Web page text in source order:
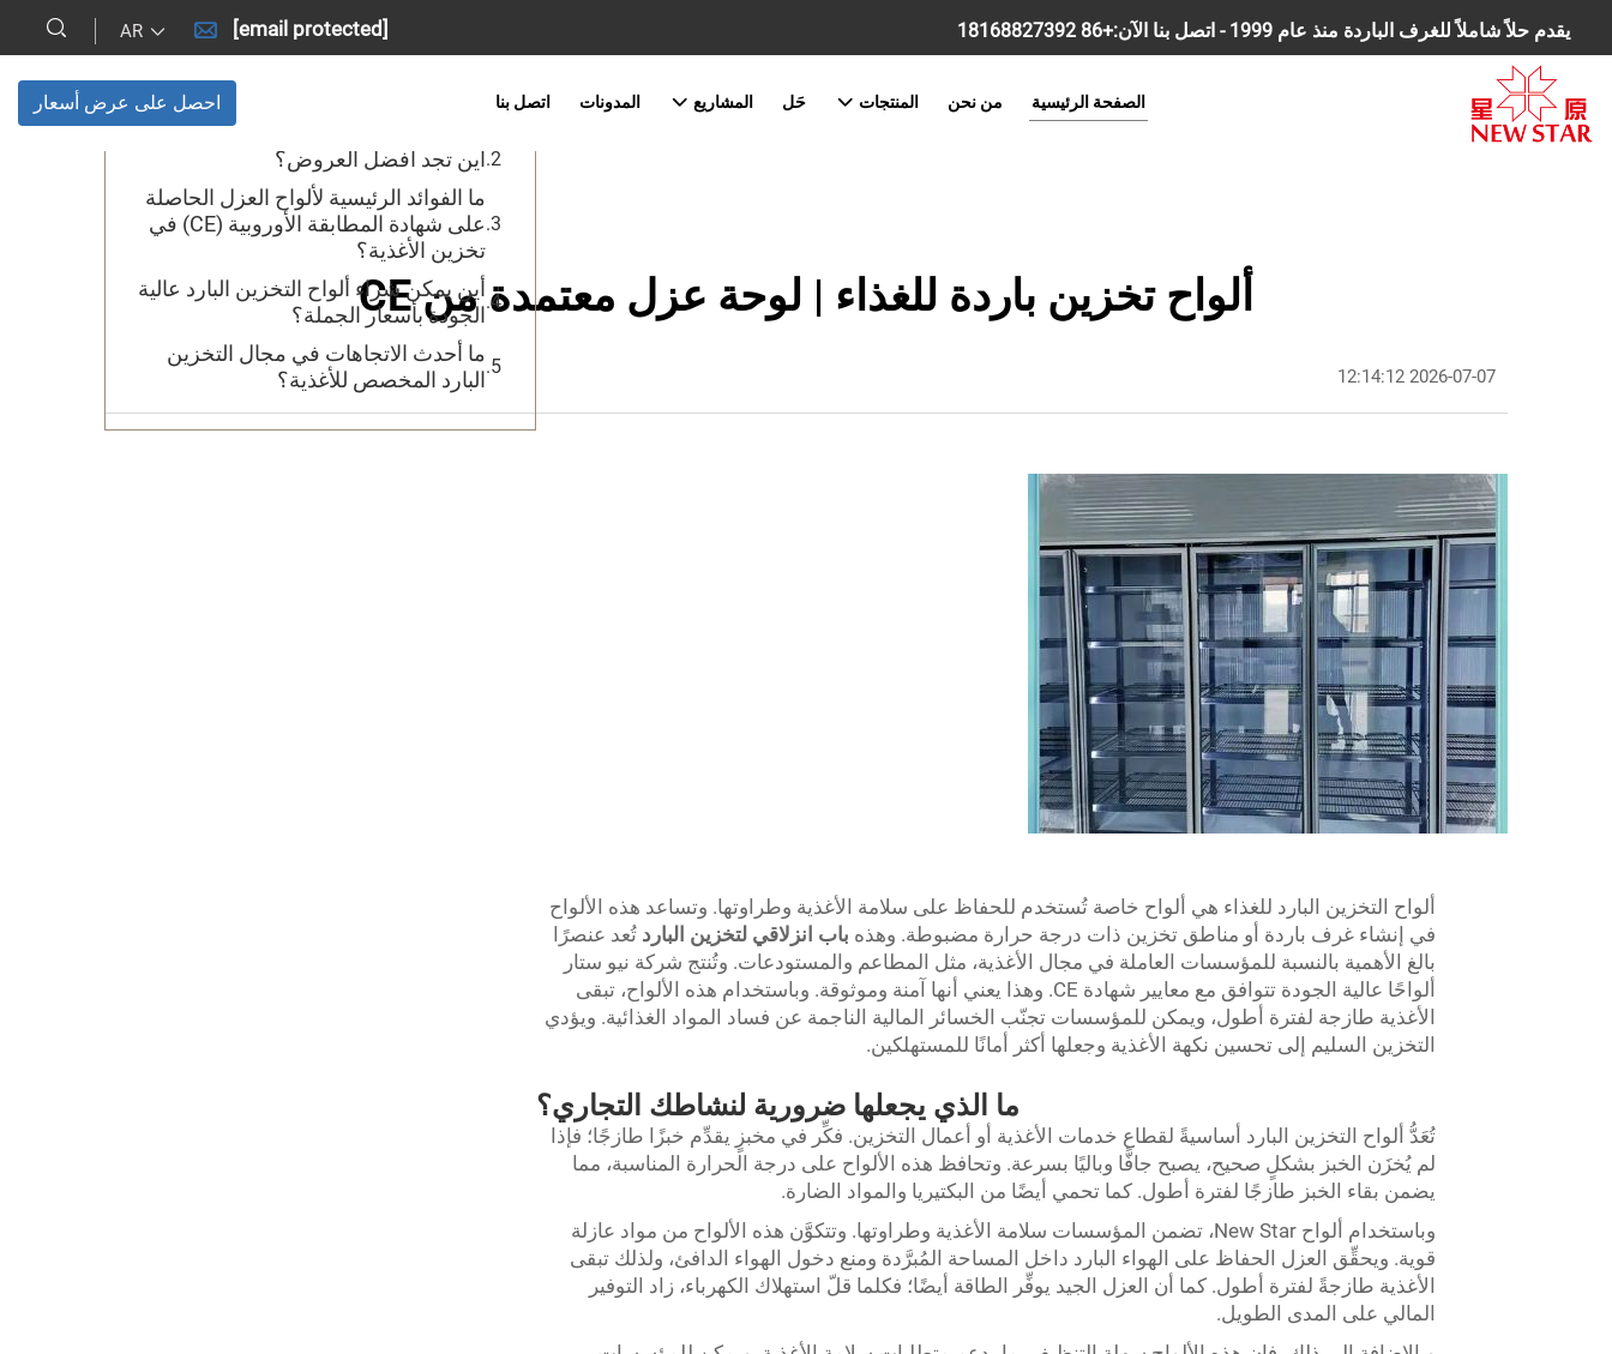
يقدم حلاً شاملاً للغرف الباردة منذ عام 1999 - اتصل بنا الآن: +86 18168827392
[email protected]
AR
الصفحة الرئيسية من نحن المنتجات حَل المشاريع المدونات اتصل بنا احصل على عرض أسعار
ألواح تخزين باردة للغذاء | لوحة عزل معتمدة من CE
2026-07-07 12:14:12
ألواح التخزين البارد للغذاء هي ألواح خاصة تُستخدم للحفاظ على سلامة الأغذية وطراوتها. وتساعد هذه الألواح
في إنشاء غرف باردة أو مناطق تخزين ذات درجة حرارة مضبوطة. وهذه باب انزلاقي لتخزين البارد تُعد عنصرًا
بالغ الأهمية بالنسبة للمؤسسات العاملة في مجال الأغذية، مثل المطاعم والمستودعات. وتُنتج شركة نيو ستار
ألواحًا عالية الجودة تتوافق مع معايير شهادة CE. وهذا يعني أنها آمنة وموثوقة. وباستخدام هذه الألواح، تبقى
الأغذية طازجة لفترة أطول، ويمكن للمؤسسات تجنّب الخسائر المالية الناجمة عن فساد المواد الغذائية. ويؤدي
التخزين السليم إلى تحسين نكهة الأغذية وجعلها أكثر أمانًا للمستهلكين.
ما الذي يجعلها ضرورية لنشاطك التجاري؟
تُعَدُّ ألواح التخزين البارد أساسيةً لقطاع خدمات الأغذية أو أعمال التخزين. فكِّر في مخبزٍ يقدِّم خبزًا طازجًا؛ فإذا
لم يُخزَن الخبز بشكلٍ صحيح، يصبح جافًّا وباليًا بسرعة. وتحافظ هذه الألواح على درجة الحرارة المناسبة، مما
يضمن بقاء الخبز طازجًا لفترة أطول. كما تحمي أيضًا من البكتيريا والمواد الضارة.
وباستخدام ألواح New Star، تضمن المؤسسات سلامة الأغذية وطراوتها. وتتكوَّن هذه الألواح من مواد عازلة
قوية. ويحقِّق العزل الحفاظ على الهواء البارد داخل المساحة المُبرَّدة ومنع دخول الهواء الدافئ، ولذلك تبقى
الأغذية طازجةً لفترة أطول. كما أن العزل الجيد يوفِّر الطاقة أيضًا؛ فكلما قلّ استهلاك الكهرباء، زاد التوفير
المالي على المدى الطويل.
جدول المحتويات
ما الذي يجعلها ضرورية لنشاطك التجاري؟
أين تجد أفضل العروض؟
ما الفوائد الرئيسية لألواح العزل الحاصلة
على شهادة المطابقة الأوروبية (CE) في
تخزين الأغذية؟
أين يمكن شراء ألواح التخزين البارد عالية
الجودة بأسعار الجملة؟
ما أحدث الاتجاهات في مجال التخزين
البارد المخصص للأغذية؟